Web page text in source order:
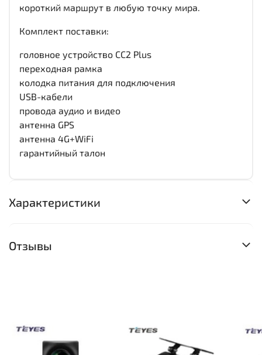
короткий маршрут в любую точку мира.
Комплект поставки:
головное устройство CC2 Plus
переходная рамка
колодка питания для подключения
USB-кабели
провода аудио и видео
антенна GPS
антенна 4G+WiFi
гарантийный талон
Характеристики
Отзывы